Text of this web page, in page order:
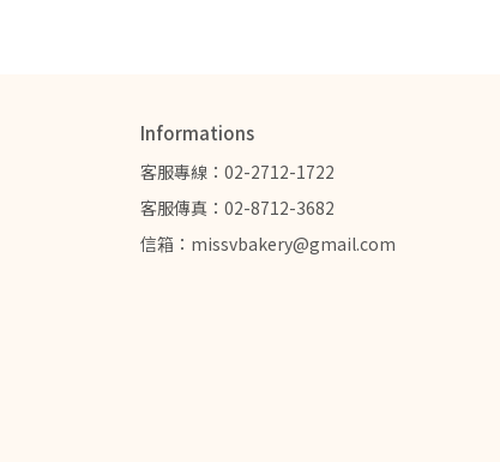
Informations
客服專線：02-2712-1722
客服傳真：02-8712-3682
信箱：missvbakery@gmail.com